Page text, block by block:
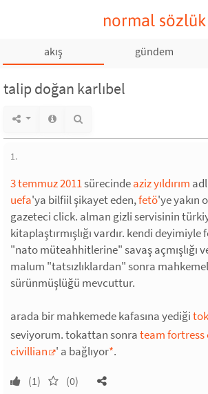
normal sözlük
akış gündem
talip doğan karlıbel
1.
3 temmuz 2011sürecindeaziz yıldırım
uefa'ya bilfiil şikayet eden,fetö'ye yakın
gazeteci click. alman gizli servisinin
kitaplaştırmışlığı vardır. kendi
"nato müteahhitlerine" savaş açmışlığı
malum "tatsızlıklardan" sonra
sürünmüşlüğü mevcuttur.
arada bir mahkemede kafasına yediği
seviyorum. tokattan sonrateam fortress
civillian
' a bağlıyor*.
(1) (0)